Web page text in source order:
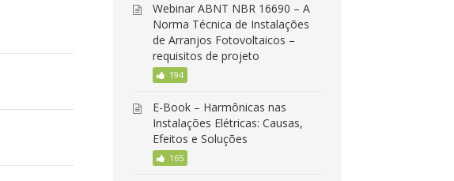
Webinar ABNT NBR 16690 – A
Norma Técnica de Instalações
de Arranjos Fotovoltaicos –
requisitos de projeto
194
E-Book – Harmônicas nas
Instalações Elétricas: Causas,
Efeitos e Soluções
165